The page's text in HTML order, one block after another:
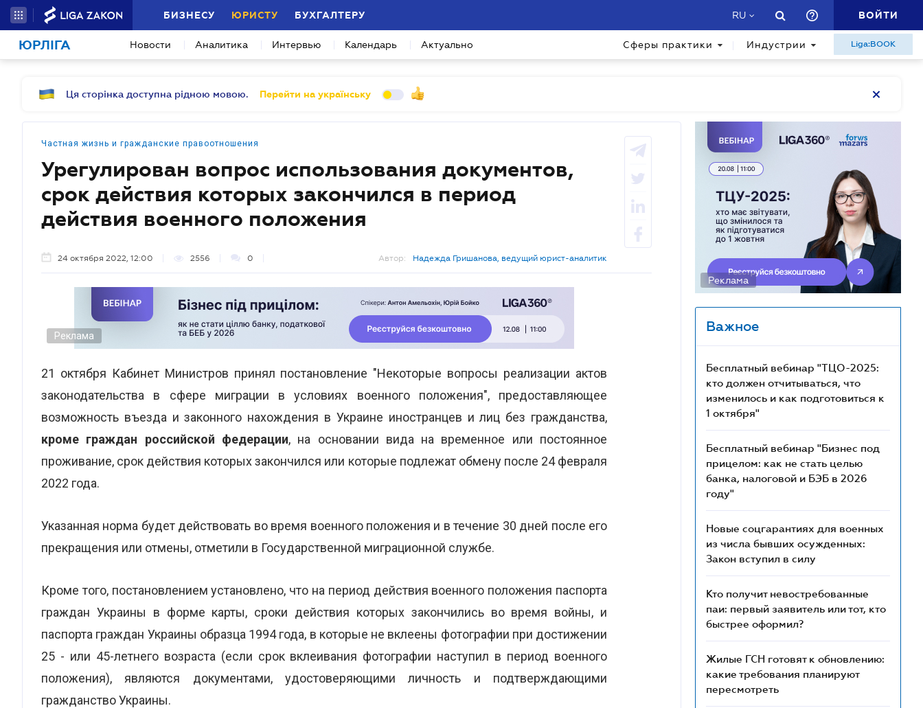
БИЗНЕСУ ЮРИСТУ БУХГАЛТЕРУ RU ВОЙТИ
ЮРЛІГА Новости Аналитика Интервью Календарь Актуально Сферы практики Индустрии Liga:BOOK
Ця сторінка доступна рідною мовою. Перейти на українську
Частная жизнь и гражданские правоотношения
Урегулирован вопрос использования документов,
срок действия которых закончился в период
действия военного положения
24 октября 2022, 12:00 2556 0 Автор: Надежда Гришанова, ведущий юрист-аналитик
Реклама
21 октября Кабинет Министров принял постановление "Некоторые вопросы реализации актов
законодательства в сфере миграции в условиях военного положения", предоставляющее
возможность въезда и законного нахождения в Украине иностранцев и лиц без гражданства,
кроме граждан российской федерации, на основании вида на временное или постоянное
проживание, срок действия которых закончился или которые подлежат обмену после 24 февраля
2022 года.
Указанная норма будет действовать во время военного положения и в течение 30 дней после его
прекращения или отмены, отметили в Государственной миграционной службе.
Кроме того, постановлением установлено, что на период действия военного положения паспорта
граждан Украины в форме карты, сроки действия которых закончились во время войны, и
паспорта граждан Украины образца 1994 года, в которые не вклеены фотографии при достижении
25 - или 45-летнего возраста (если срок вклеивания фотографии наступил в период военного
положения), являются документами, удостоверяющими личность и подтверждающими
гражданство Украины.
Реклама
Важное
Бесплатный вебинар "ТЦО-2025:
кто должен отчитываться, что
изменилось и как подготовиться к
1 октября"
Бесплатный вебинар "Бизнес под
прицелом: как не стать целью
банка, налоговой и БЭБ в 2026
году"
Новые соцгарантиях для военных
из числа бывших осужденных:
Закон вступил в силу
Кто получит невостребованные
паи: первый заявитель или тот, кто
быстрее оформил?
Жилые ГСН готовят к обновлению:
какие требования планируют
пересмотреть